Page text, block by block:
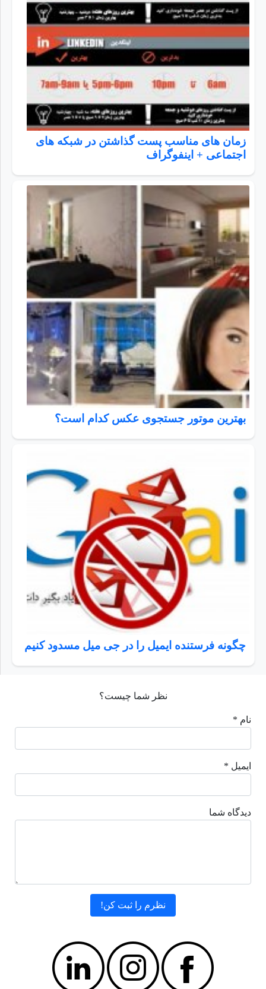
زمان های مناسب پست گذاشتن در شبکه های
اجتماعی + اینفوگراف
بهترین موتور جستجوی عکس کدام است؟
چگونه فرستنده ایمیل را در جی میل مسدود کنیم
نظر شما چیست؟
نام *
ایمیل *
دیدگاه شما